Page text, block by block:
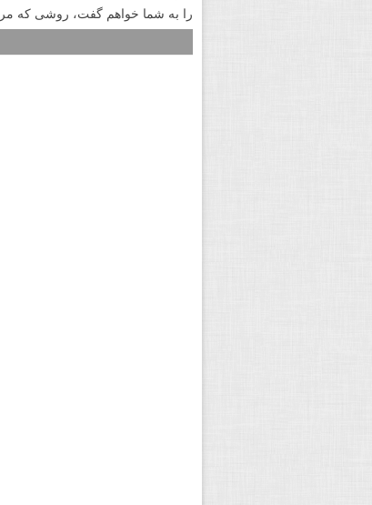
را به شما خواهم گفت، روشی که